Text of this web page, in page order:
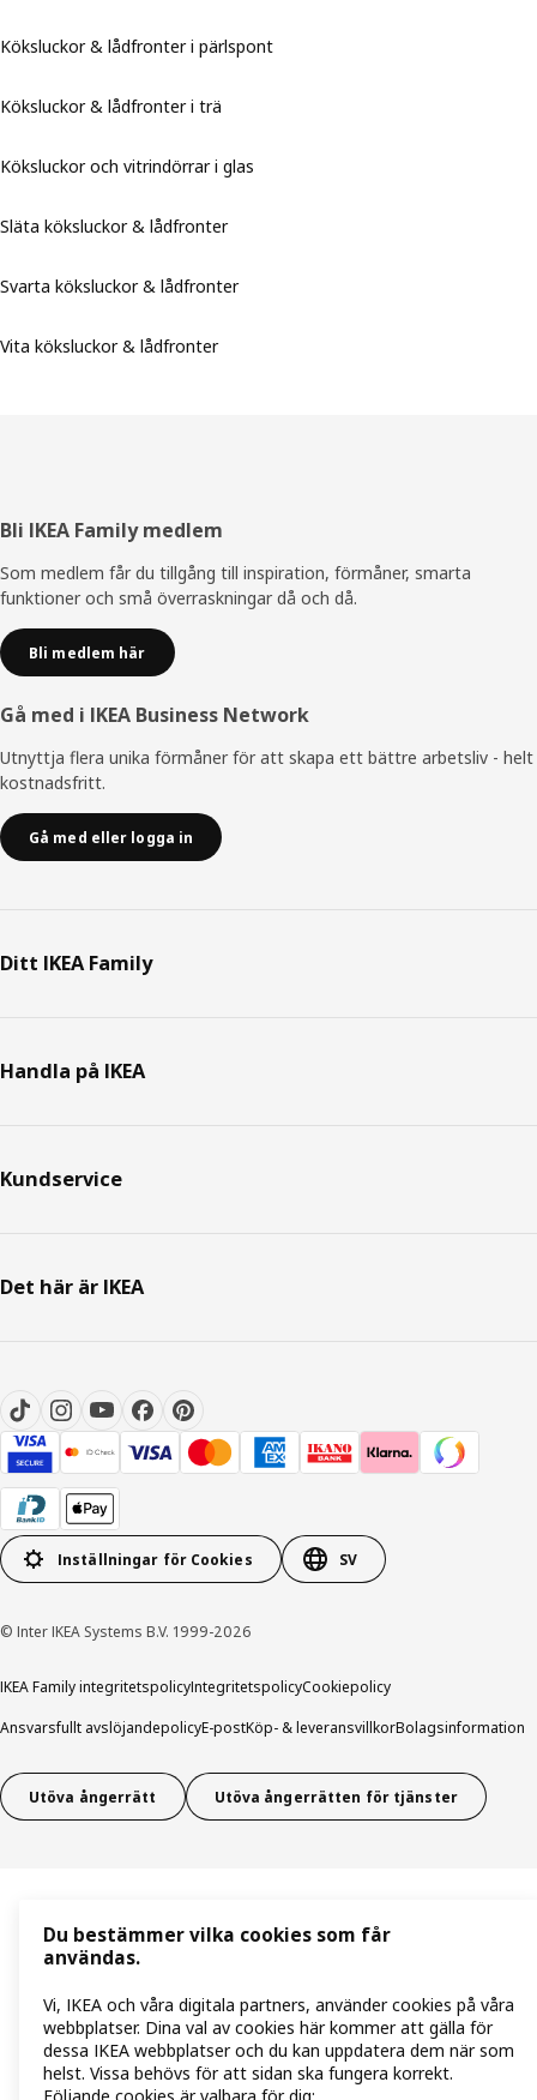
Köksluckor & lådfronter i pärlspont
Köksluckor & lådfronter i trä
Köksluckor och vitrindörrar i glas
Släta köksluckor & lådfronter
Svarta köksluckor & lådfronter
Vita köksluckor & lådfronter
Sidfot
Bli IKEA Family medlem
Som medlem får du tillgång till inspiration, förmåner, smarta
funktioner och små överraskningar då och då.
Bli medlem här
Gå med i IKEA Business Network
Utnyttja flera unika förmåner för att skapa ett bättre arbetsliv - helt
kostnadsfritt.
Gå med eller logga in
Ditt IKEA Family
Handla på IKEA
Kundservice
Det här är IKEA
Inställningar för Cookies SV
© Inter IKEA Systems B.V. 1999-2026
IKEA Family integritetspolicyIntegritetspolicyCookiepolicy
Ansvarsfullt avslöjandepolicyE-postKöp- & leveransvillkorBolagsinformation
Utöva ångerrätt Utöva ångerrätten för tjänster
Du bestämmer vilka cookies som får
användas.
Vi, IKEA och våra digitala partners, använder cookies på våra
webbplatser. Dina val av cookies här kommer att gälla för
dessa IKEA webbplatser och du kan uppdatera dem när som
helst. Vissa behövs för att sidan ska fungera korrekt.